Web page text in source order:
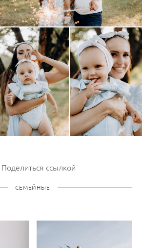
Поделиться ссылкой
СЕМЕЙНЫЕ